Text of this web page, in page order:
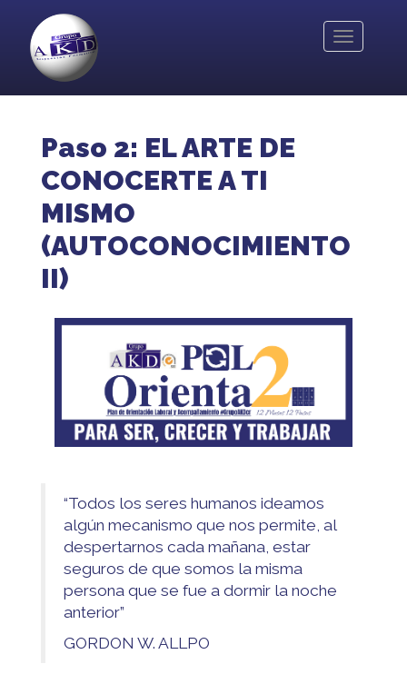
contenido
principal
Toggle
Paso 2: EL ARTE DE
CONOCERTE A TI
MISMO
(AUTOCONOCIMIENTO
II)
“Todos los seres humanos ideamos
algún mecanismo que nos permite, al
despertarnos cada mañana, estar
seguros de que somos la misma
persona que se fue a dormir la noche
anterior”
GORDON W. ALLPO